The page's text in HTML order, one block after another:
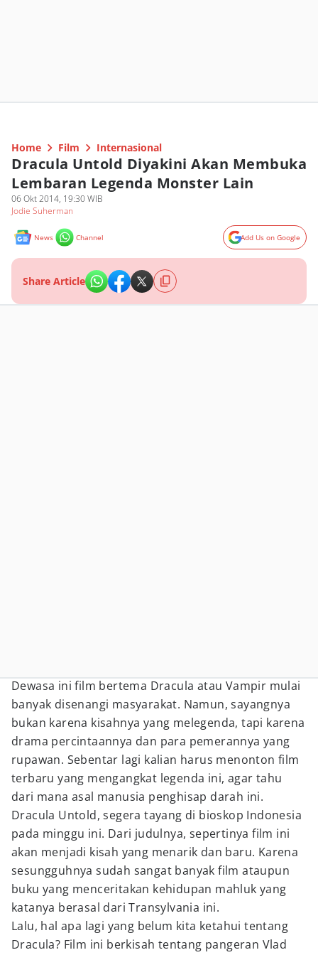
Home Film Internasional
Dracula Untold Diyakini Akan Membuka
Lembaran Legenda Monster Lain
06 Okt 2014, 19:30 WIB
Jodie Suherman
News Channel Add Us on Google
Share Article
Dewasa ini film bertema Dracula atau Vampir mulai
banyak disenangi masyarakat. Namun, sayangnya
bukan karena kisahnya yang melegenda, tapi karena
drama percintaannya dan para pemerannya yang
rupawan. Sebentar lagi kalian harus menonton film
terbaru yang mengangkat legenda ini, agar tahu
dari mana asal manusia penghisap darah ini.
Dracula Untold, segera tayang di bioskop Indonesia
pada minggu ini. Dari judulnya, sepertinya film ini
akan menjadi kisah yang menarik dan baru. Karena
sesungguhnya sudah sangat banyak film ataupun
buku yang menceritakan kehidupan mahluk yang
katanya berasal dari Transylvania ini.
Lalu, hal apa lagi yang belum kita ketahui tentang
Dracula? Film ini berkisah tentang pangeran Vlad